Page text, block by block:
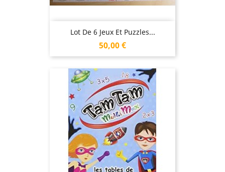
Lot De 6 Jeux Et Puzzles...
Prix
50,00 €